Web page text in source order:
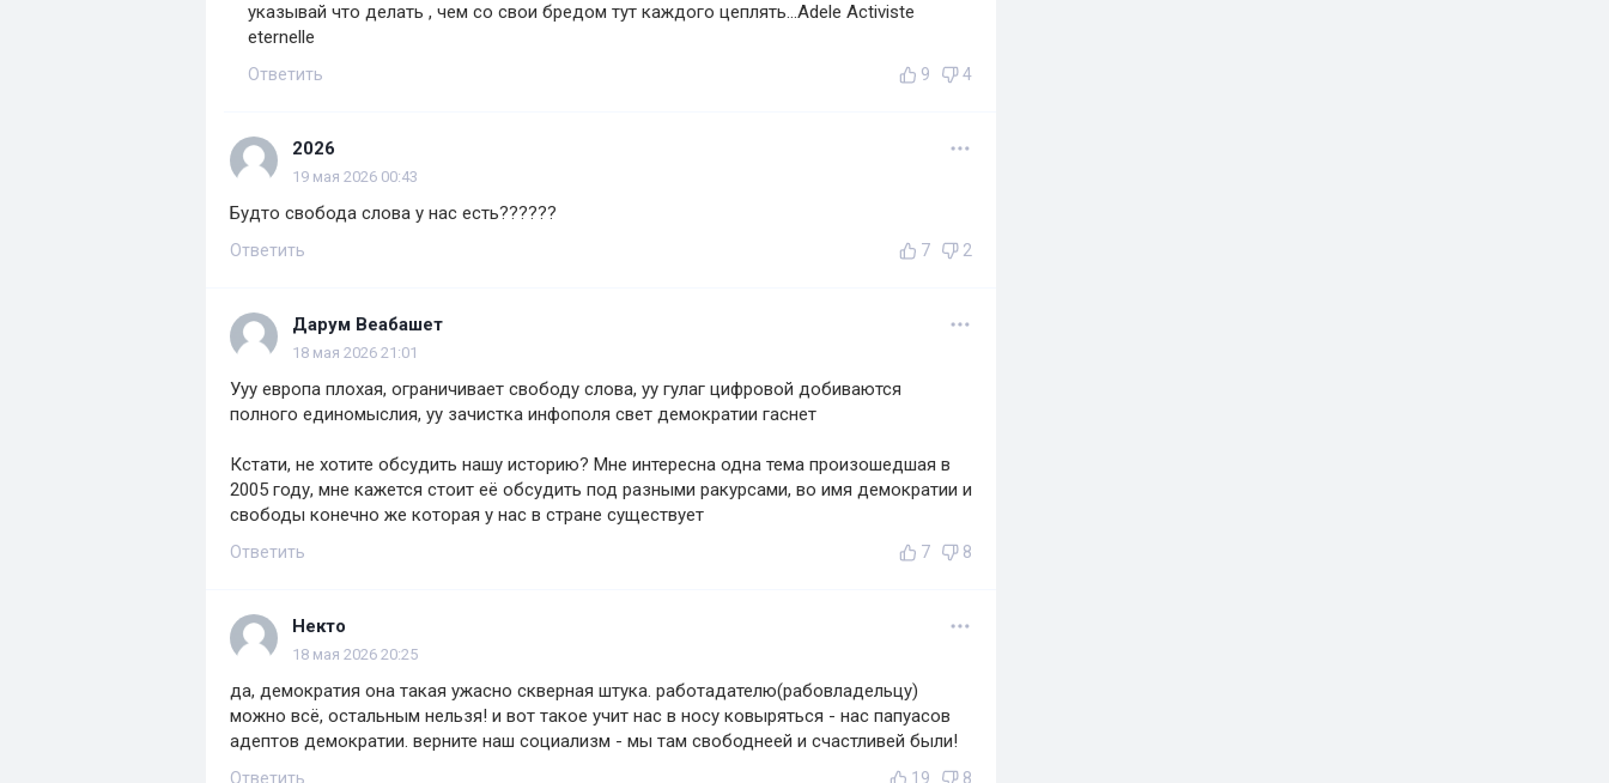
указывай что делать , чем со свои бредом тут каждого цеплять...Adele Activiste
eternelle
Ответить 9 4
2026
19 мая 2026 00:43
Будто свобода слова у нас есть??????
Ответить 7 2
Дарум Веабашет
18 мая 2026 21:01
Ууу европа плохая, ограничивает свободу слова, уу гулаг цифровой добиваются
полного единомыслия, уу зачистка инфополя свет демократии гаснет
Кстати, не хотите обсудить нашу историю? Мне интересна одна тема произошедшая в
2005 году, мне кажется стоит её обсудить под разными ракурсами, во имя демократии и
свободы конечно же которая у нас в стране существует
Ответить 7 8
Некто
18 мая 2026 20:25
да, демократия она такая ужасно скверная штука. работадателю(рабовладельцу)
можно всё, остальным нельзя! и вот такое учит нас в носу ковыряться - нас папуасов
адептов демократии. верните наш социализм - мы там свободнеей и счастливей были!
Ответить 19 8